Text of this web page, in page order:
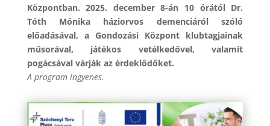
Központban. 2025. december 8-án 10 órától Dr.
Tóth Mónika háziorvos demenciáról szóló
előadásával, a Gondozási Központ klubtagjainak
műsorával, játékos vetélkedővel, valamit
pogácsával várják az érdeklődőket.
A program ingyenes.